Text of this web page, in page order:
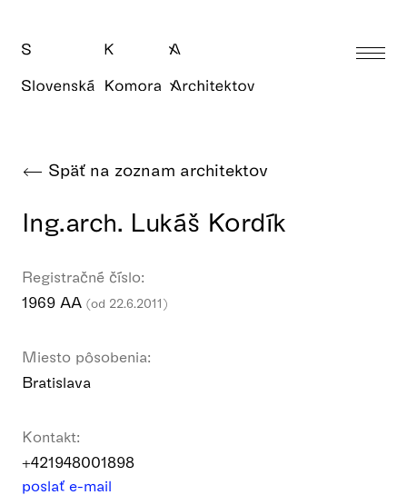
Späť na zoznam architektov
Ing.arch. Lukáš Kordík
Registračné číslo:
1969 AA (od 22.6.2011)
Miesto pôsobenia:
Bratislava
Kontakt:
+421948001898
poslať e-mail